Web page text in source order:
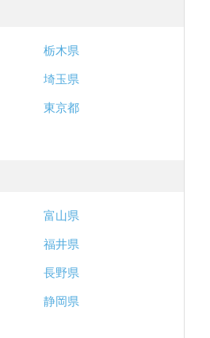
栃木県
埼玉県
東京都
富山県
福井県
長野県
静岡県